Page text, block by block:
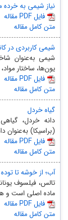
نیاز شیمی به خرده
مقاله PDF فایل
متن کامل مقاله
شیمی کاربردی در
شیمی به‌عنوان
یون‌ها، ساختار
مقاله PDF فایل
متن کامل مقاله
گیاه خردل
دانه خردل،
(براسیکا) به‌عنوان
مقاله PDF فایل
متن کامل مقاله
آب؛ از خوشه تا توده
ماده اصلی است و
مقاله PDF فایل
متن کامل مقاله